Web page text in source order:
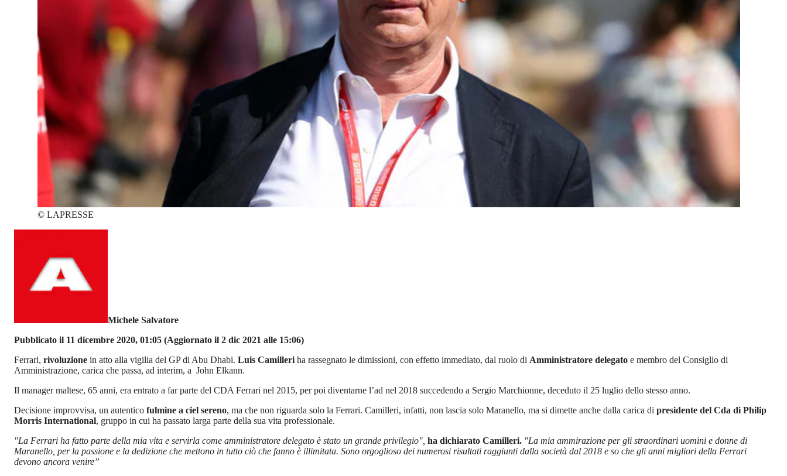
© LAPRESSE
Michele Salvatore
Pubblicato il 11 dicembre 2020, 01:05 (Aggiornato il 2 dic 2021 alle 15:06)
Ferrari, rivoluzione in atto alla vigilia del GP di Abu Dhabi. Luis Camilleri ha rassegnato le dimissioni, con effetto immediato, dal ruolo di Amministratore delegato e membro del Consiglio di
Amministrazione, carica che passa, ad interim, a John Elkann.
Il manager maltese, 65 anni, era entrato a far parte del CDA Ferrari nel 2015, per poi diventarne l’ad nel 2018 succedendo a Sergio Marchionne, deceduto il 25 luglio dello stesso anno.
Decisione improvvisa, un autentico fulmine a ciel sereno, ma che non riguarda solo la Ferrari. Camilleri, infatti, non lascia solo Maranello, ma si dimette anche dalla carica di presidente del Cda di Philip
Morris International, gruppo in cui ha passato larga parte della sua vita professionale.
"La Ferrari ha fatto parte della mia vita e servirla come amministratore delegato è stato un grande privilegio", ha dichiarato Camilleri. "La mia ammirazione per gli straordinari uomini e donne di
Maranello, per la passione e la dedizione che mettono in tutto ciò che fanno è illimitata. Sono orgoglioso dei numerosi risultati raggiunti dalla società dal 2018 e so che gli anni migliori della Ferrari
devono ancora venire”